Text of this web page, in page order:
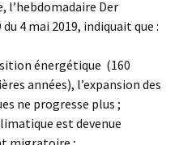
l’hebdomadaire Der
4 mai 2019, indiquait que :
énergétique (160
années), l’expansion des
ne progresse plus ;
est devenue